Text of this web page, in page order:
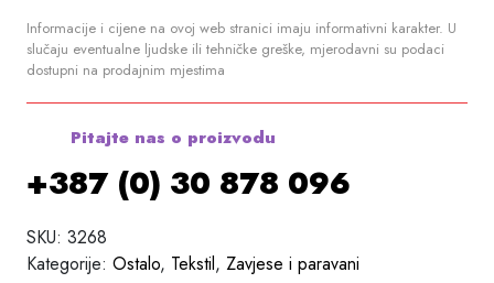
Informacije i cijene na ovoj web stranici imaju informativni karakter. U
slučaju eventualne ljudske ili tehničke greške, mjerodavni su podaci
dostupni na prodajnim mjestima
Pitajte nas o proizvodu
+387 (0) 30 878 096
SKU: 3268
Kategorije: Ostalo, Tekstil, Zavjese i paravani